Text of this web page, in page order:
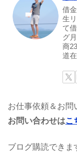
借
生
て
グ
商
道
お仕事依頼＆お問
お問い合わせはこ
ブログ購読できま